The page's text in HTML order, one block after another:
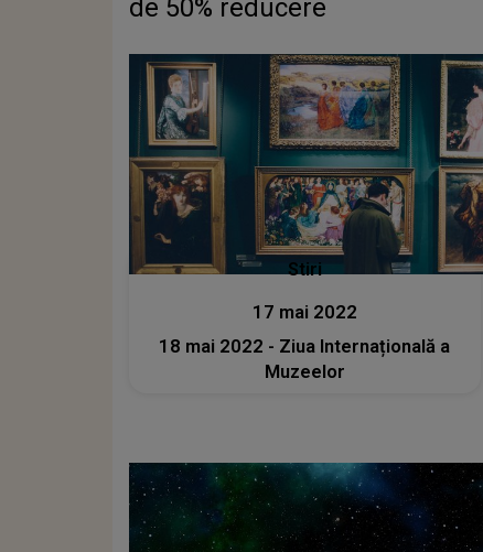
de 50% reducere
Stiri
17 mai 2022
18 mai 2022 - Ziua Internațională a
Muzeelor